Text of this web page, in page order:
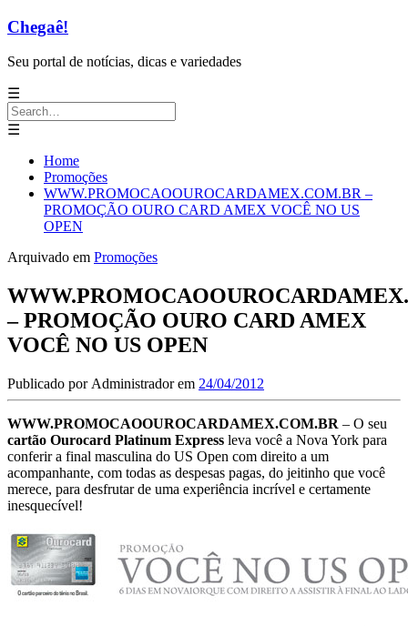
Chegaê!
Seu portal de notícias, dicas e variedades
☰
Search
for:
☰
Home
Promoções
WWW.PROMOCAOOUROCARDAMEX.COM.BR –
PROMOÇÃO OURO CARD AMEX VOCÊ NO US
OPEN
Arquivado em Promoções
– PROMOÇÃO OURO CARD AMEX
VOCÊ NO US OPEN
Publicado por Administradorem 24/04/2012
WWW.PROMOCAOOUROCARDAMEX.COM.BR – O seu
cartão Ourocard Platinum Express leva você a Nova York para
conferir a final masculina do US Open com direito a um
acompanhante, com todas as despesas pagas, do jeitinho que você
merece, para desfrutar de uma experiência incrível e certamente
inesquecível!